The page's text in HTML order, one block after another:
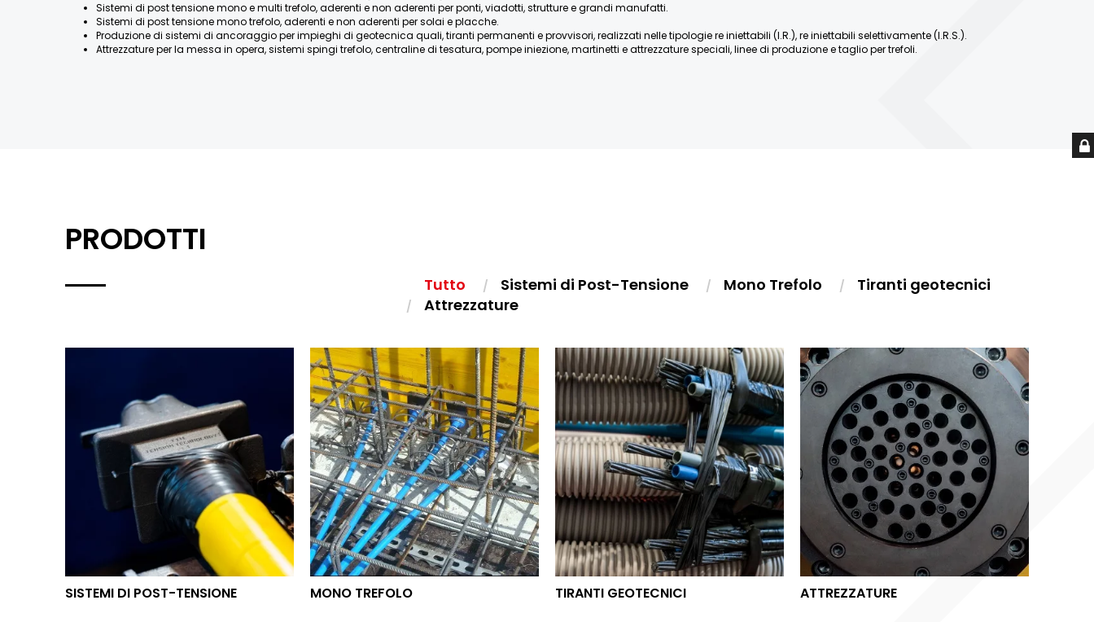
Sistemi di post tensione mono e multi trefolo, aderenti e non aderenti per ponti, viadotti, strutture e grandi manufatti.
Sistemi di post tensione mono trefolo, aderenti e non aderenti per solai e placche.
Produzione di sistemi di ancoraggio per impieghi di geotecnica quali, tiranti permanenti e provvisori, realizzati nelle tipologie re iniettabili (I.R.), re iniettabili selettivamente (I.R.S.).
Attrezzature per la messa in opera, sistemi spingi trefolo, centraline di tesatura, pompe iniezione, martinetti e attrezzature speciali, linee di produzione e taglio per trefoli.
PRODOTTI
Tutto Sistemi di Post-Tensione Mono Trefolo
Tiranti geotecnici
Attrezzature
SISTEMI DI POST-TENSIONE
MONO TREFOLO
MONO TREFOLO
TIRANTI GEOTECNICI
TIRANTI GEOTECNICI
ATTREZZATURE
ATTREZZATURE